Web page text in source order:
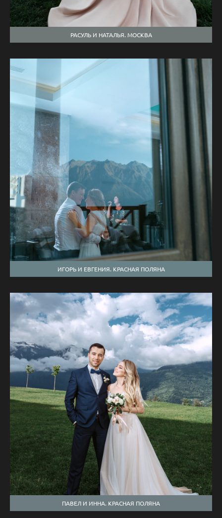
РАСУЛЬ И НАТАЛЬЯ. МОСКВА
ИГОРЬ И ЕВГЕНИЯ. КРАСНАЯ ПОЛЯНА
ПАВЕЛ И ИННА. КРАСНАЯ ПОЛЯНА